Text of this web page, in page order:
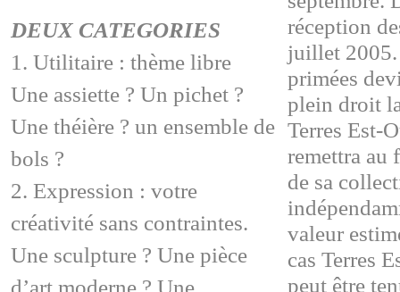
réception
juillet
primées
plein droit
Terres Est-
remettra au
de sa
valeur
cas Terres
peut être
DEUX CATEGORIES
1. Utilitaire : thème libre
Une assiette ? Un pichet ?
Une théière ? un ensemble de
bols ?
2. Expression : votre
créativité sans contraintes.
Une sculpture ? Une pièce
d’art moderne ? Une